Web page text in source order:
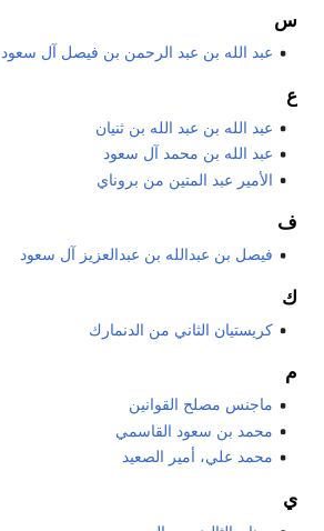
س
عبد الله بن عبد الرحمن بن فيصل آل سعود
ع
عبد الله بن عبد الله بن ثنيان
عبد الله بن محمد آل سعود
الأمير عبد المتين من بروناي
ف
فيصل بن عبدالله بن عبدالعزيز آل سعود
ك
كريستيان الثاني من الدنمارك
م
ماجنس مصلح القوانين
محمد بن سعود القاسمي
محمد علي، أمير الصعيد
ي